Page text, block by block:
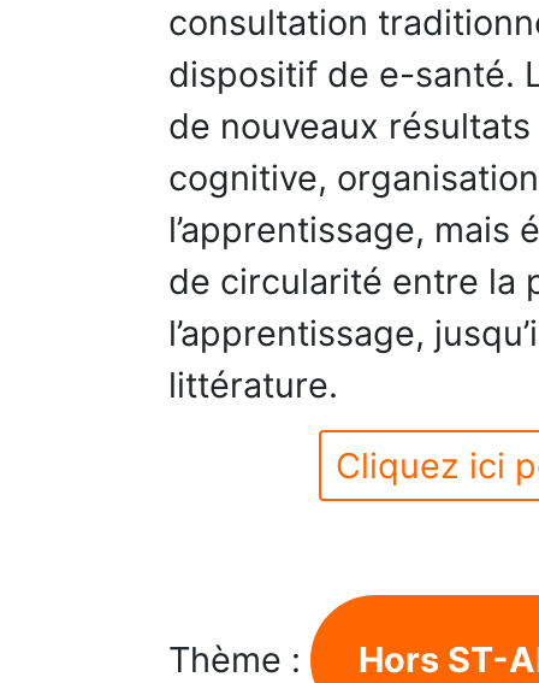
consultation
dispositif de e-santé.
de nouveaux
cognitive,
l’apprentissage,
de circularité entre la
l’apprentissage,
littérature.
Cliquez ici
Thème : Hors ST-